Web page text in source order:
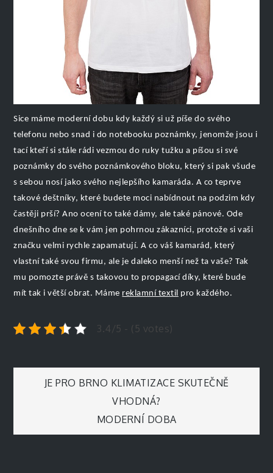
Sice máme moderní dobu kdy každý si už píše do svého
telefonu nebo snad i do notebooku poznámky, jenomže jsou i
tací kteří si stále rádi vezmou do ruky tužku a píšou si své
poznámky do svého poznámkového bloku, který si pak všude
s sebou nosí jako svého nejlepšího kamaráda. A co teprve
takové deštníky, které budete moci nabídnout na podzim kdy
častěji prší? Ano ocení to také dámy, ale také pánové. Ode
dnešního dne se k vám jen pohrnou zákazníci, protože si vaši
značku velmi rychle zapamatují. A co váš kamarád, který
vlastní také svou firmu, ale je daleko menší než ta vaše? Tak
mu pomozte právě s takovou to propagací díky, které bude
mít tak i větší obrat. Máme reklamní textil pro každého.
3.4/5 - (5 votes)
Navigace
JE PRO BRNO KLIMATIZACE SKUTEČNĚ
VHODNÁ?
MODERNÍ DOBA